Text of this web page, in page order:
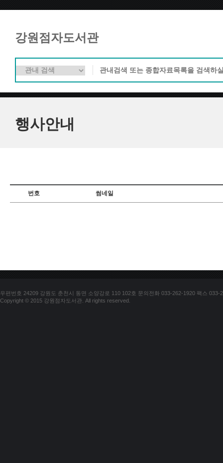
강원점자도서관
행사안내
번호 썸네일
우편번호 24209 강원도 춘천시 동면 소양강로 110 102호 문의전화 033-262-1920 팩스 033-
Copyright © 2015 강원점자도서관. All rights reserved.